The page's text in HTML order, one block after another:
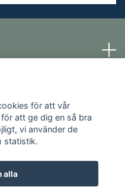
för att vår
att ge dig en så bra
vi använder de
statistik.
alla